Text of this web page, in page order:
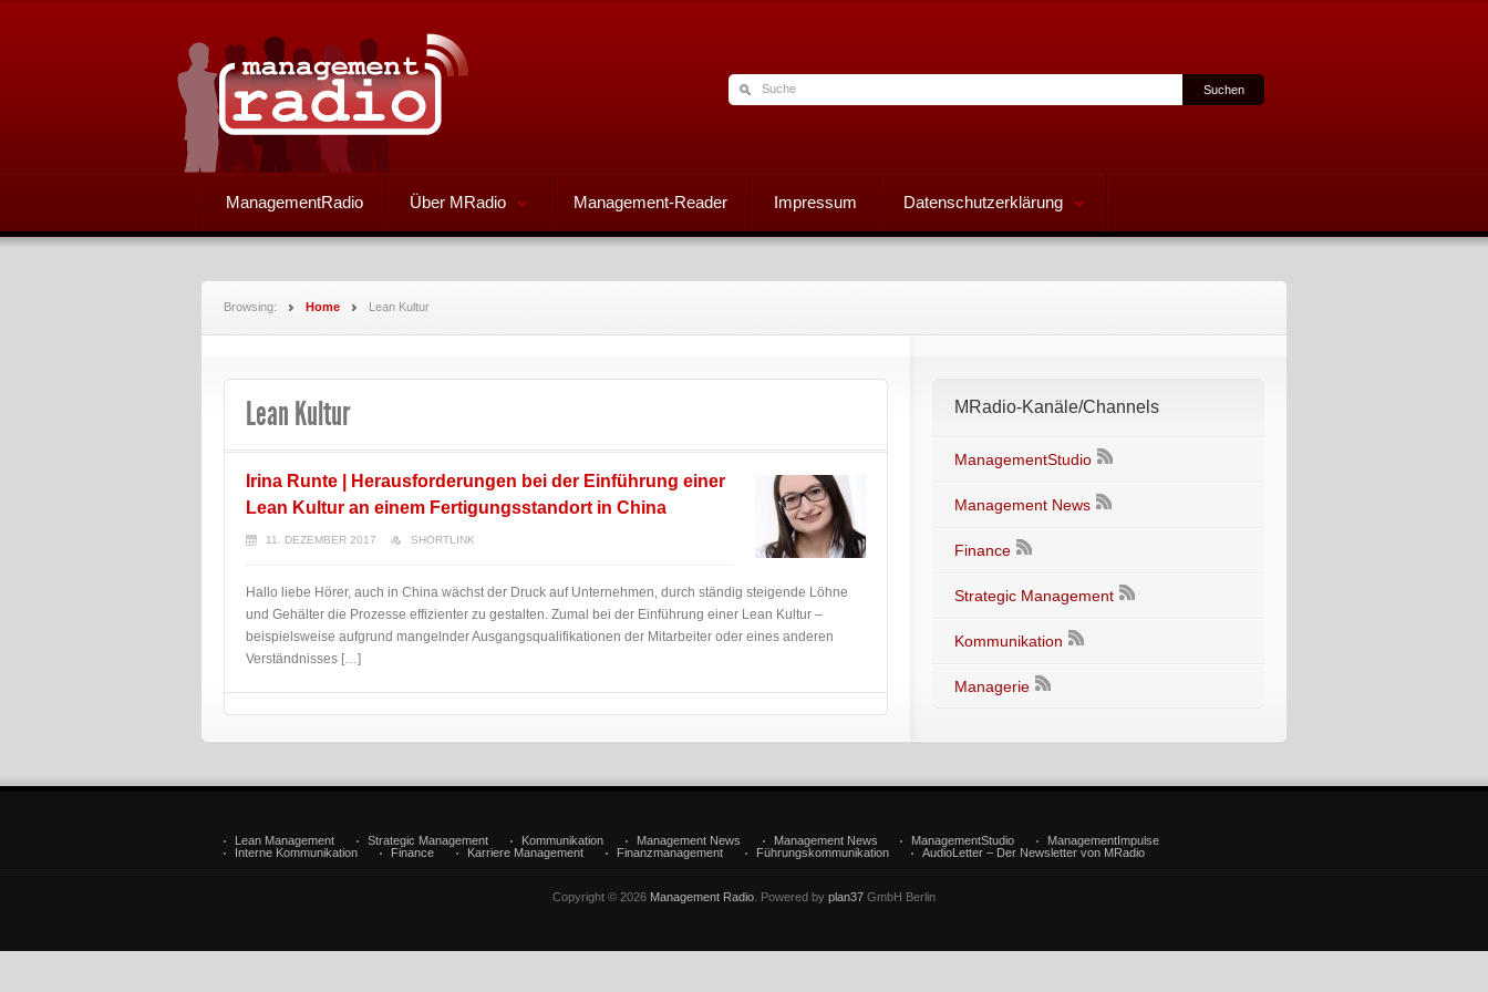
ManagementRadio Über MRadio Management-Reader Impressum Datenschutzerklärung
Browsing: Home Lean Kultur
Lean Kultur
Irina Runte | Herausforderungen bei der Einführung einer
Lean Kultur an einem Fertigungsstandort in China
11. DEZEMBER 2017 SHORTLINK
Hallo liebe Hörer, auch in China wächst der Druck auf Unternehmen, durch ständig steigende Löhne
und Gehälter die Prozesse effizienter zu gestalten. Zumal bei der Einführung einer Lean Kultur –
beispielsweise aufgrund mangelnder Ausgangsqualifikationen der Mitarbeiter oder eines anderen
Verständnisses […]
MRadio-Kanäle/Channels
ManagementStudio
Management News
Finance
Strategic Management
Kommunikation
Managerie
Lean Management Strategic Management Kommunikation Management News Management News ManagementStudio
ManagementImpulse
Interne Kommunikation
Finance Karriere Management Finanzmanagement Führungskommunikation AudioLetter – Der Newsletter von MRadio
Copyright © 2026 Management Radio . Powered by plan37 GmbH Berlin